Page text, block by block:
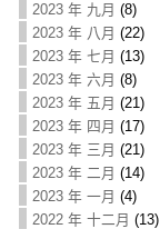
2023 年 九月 (8)
2023 年 八月 (22)
2023 年 七月 (13)
2023 年 六月 (8)
2023 年 五月 (21)
2023 年 四月 (17)
2023 年 三月 (21)
2023 年 二月 (14)
2023 年 一月 (4)
2022 年 十二月 (13)